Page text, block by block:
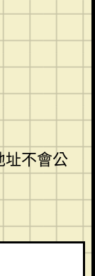
不會公